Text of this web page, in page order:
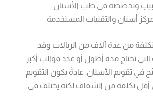
وتخصصه في طب الأسنان
أسنان والتقنيات المستخدمة
من عدة آلاف من الريالات وقد
التي تحتاج مدة أطول أو عدد قوالب أكبر
في تقويم الأسنان. عادةً يكون التقويم
أقل تكلفة من الشفاف لكنه يختلف في